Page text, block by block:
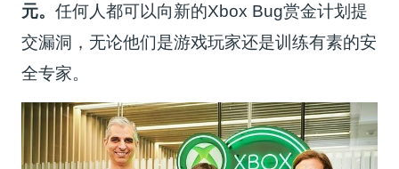
元。任何人都可以向新的Xbox Bug赏金计划提
交漏洞，无论他们是游戏玩家还是训练有素的安
全专家。